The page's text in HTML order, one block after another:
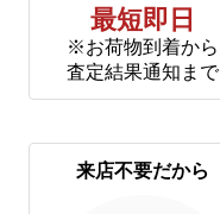
最短即日
※お荷物到着から
査定結果通知まで
来店不要だから